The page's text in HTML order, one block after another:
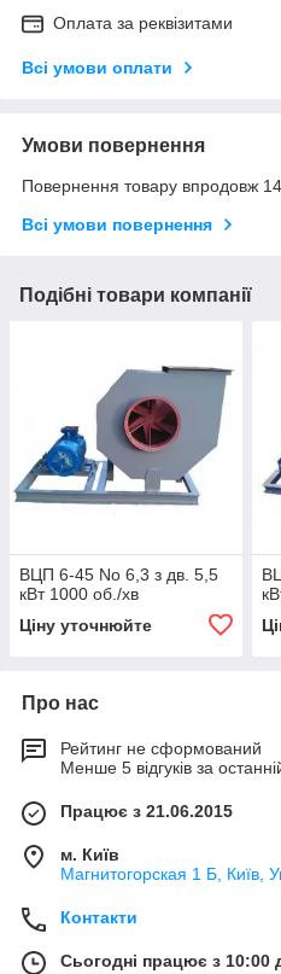
Оплата за реквізитами
Всі умови оплати
Умови повернення
Повернення товару впродовж
Всі умови повернення
Подібні товари компанії
ВЦП 6-45 No 6,3 з дв. 5,5
кВт 1000 об./хв
Ціну уточнюйте
Про нас
Рейтинг не сформований
Менше 5 відгуків за
Працює з 21.06.2015
м. Київ
Магнитогорская 1 Б, Київ,
Контакти
Сьогодні працює з 10:00